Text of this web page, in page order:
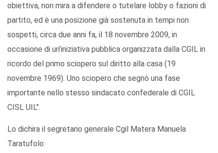
obiettiva, non mira a difendere o tutelare lobby o fazioni di
partito, ed è una posizione già sostenuta in tempi non
sospetti, circa due anni fa, il 18 novembre 2009, in
occasione di un’iniziativa pubblica organizzata dalla CGIL in
ricordo del primo sciopero sul diritto alla casa (19
novembre 1969). Uno sciopero che segnò una fase
importante nello stesso sindacato confederale di CGIL
CISL UIL”.
Lo dichira il segretario generale Cgil Matera Manuela
Taratufolo